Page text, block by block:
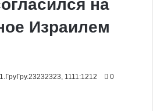
на
Израилем
1111:1212 0